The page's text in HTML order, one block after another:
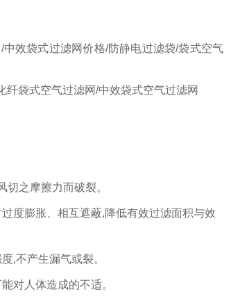
效袋式过滤网价格/防静电过滤袋/袋式空气
袋式空气过滤网/中效袋式空气过滤网
切之摩擦力而破裂。
度膨胀、相互遮蔽,降低有效过滤面积与效
度,不产生漏气或裂。
对人体造成的不适。